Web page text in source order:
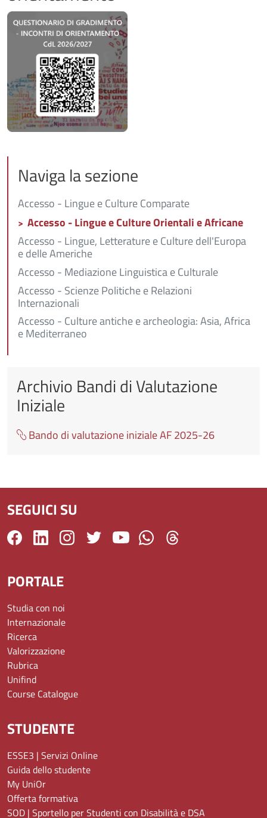
Naviga la sezione
Accesso - Lingue e Culture Comparate
Accesso - Lingue e Culture Orientali e Africane
Accesso - Lingue, Letterature e Culture dell'Europa
e delle Americhe
Accesso - Mediazione Linguistica e Culturale
Accesso - Scienze Politiche e Relazioni
Internazionali
Accesso - Culture antiche e archeologia: Asia, Africa
e Mediterraneo
Archivio Bandi di Valutazione
Iniziale
Bando di valutazione iniziale AF 2025-26
SEGUICI SU
PORTALE
Studia con noi
Internazionale
Ricerca
Valorizzazione
Rubrica
Unifind
Course Catalogue
STUDENTE
ESSE3 | Servizi Online
Guida dello studente
My UniOr
Offerta formativa
SOD | Sportello per Studenti con Disabilità e DSA